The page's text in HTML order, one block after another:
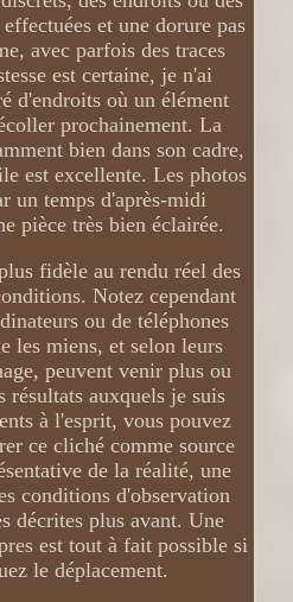
et une dorure pas
avec parfois des traces
est certaine, je n'ai
d'endroits où un élément
prochainement. La
bien dans son cadre,
est excellente. Les photos
un temps d'après-midi
pièce très bien éclairée.
fidèle au rendu réel des
Notez cependant
ou de téléphones
les miens, et selon leurs
peuvent venir plus ou
résultats auxquels je suis
à l'esprit, vous pouvez
ce cliché comme source
de la réalité, une
conditions d'observation
décrites plus avant. Une
est tout à fait possible si
le déplacement.